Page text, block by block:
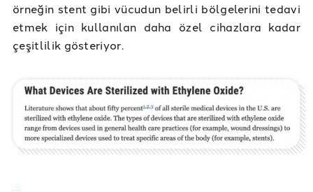
örneğin stent gibi vücudun belirli bölgelerini tedavi
etmek için kullanılan daha özel cihazlara kadar
çeşitlilik gösteriyor.